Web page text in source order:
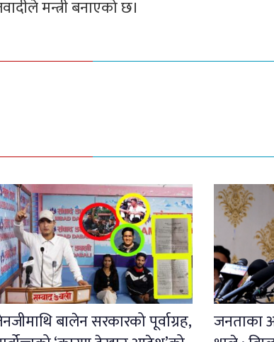
मन्त्री बनाएको छ।
बालेन सरकारको पूर्वाग्रह,
जनताका